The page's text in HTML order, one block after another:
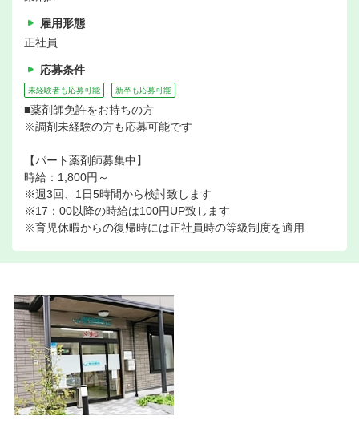
雇用形態
正社員
応募条件
未経験者も応募可能 新卒も応募可能
■薬剤師免許をお持ちの方
※調剤未経験の方も応募可能です
【パート薬剤師募集中】
時給：1,800円～
※週3回、1日5時間から検討致します
※17：00以降の時給は100円UP致します
※育児休暇からの復帰時には正社員時の等級制度を適用